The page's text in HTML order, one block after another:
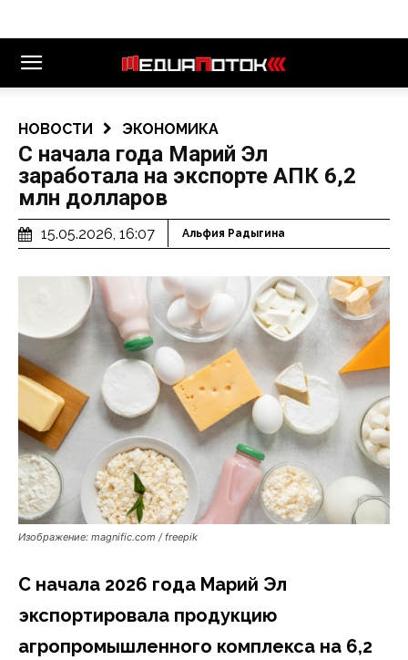
НОВОСТИ ЭКОНОМИКА
С начала года Марий Эл
заработала на экспорте АПК 6,2
млн долларов
15.05.2026, 16:07 Альфия Радыгина
Изображение: magnific.com / freepik
С начала 2026 года Марий Эл
экспортировала продукцию
агропромышленного комплекса на 6,2